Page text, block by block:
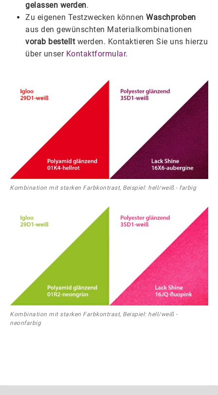
gelassen werden.
Zu eigenen Testzwecken können Waschproben
aus den gewünschten Materialkombinationen
vorab bestelltwerden. Kontaktieren Sie uns hierzu
über unser Kontaktformular.
Kombination mit starken Farbkontrast, Beispiel: hell/weiß - farbig
Kombination mit starken Farbkontrast, Beispiel: hell/weiß -
neonfarbig